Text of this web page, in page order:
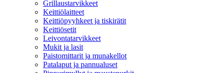
Grillaustarvikkeet
Keittiölaitteet
Keittiöpyyhkeet ja tiskirätit
Keittiösetit
Leivontatarvikkeet
Mukit ja lasit
Paistomittarit ja munakellot
Patalaput ja pannualuset